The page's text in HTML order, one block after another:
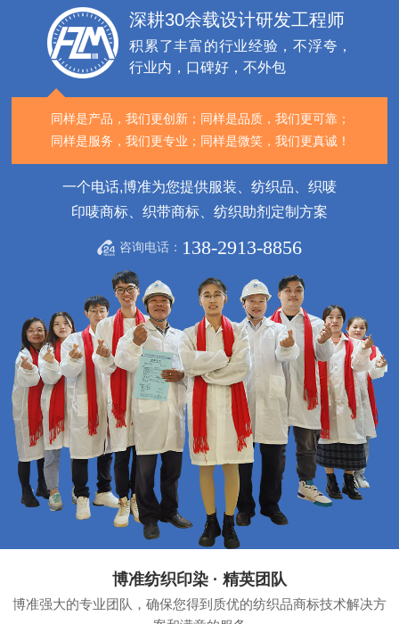
深耕30余载设计研发工程师
积累了丰富的行业经验，不浮夸，
行业内，口碑好，不外包
同样是产品，我们更创新； 同样是品质，我们更可靠；
同样是服务，我们更专业； 同样是微笑，我们更真诚！
一个电话,博准为您提供服装、纺织品、织唛
印唛商标、织带商标、纺织助剂定制方案
咨询电话： 138-2913-8856
博准纺织印染 · 精英团队
博准强大的专业团队，确保您得到质优的纺织品商标技术解决方